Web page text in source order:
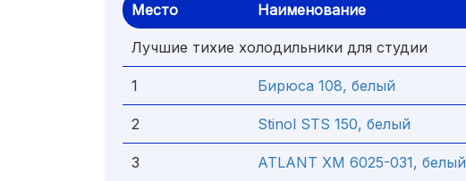
Место Наименование
Лучшие тихие холодильники для студии
1 Бирюса 108, белый
2 Stinol STS 150, белый
3 ATLANT ХМ 6025-031, белый